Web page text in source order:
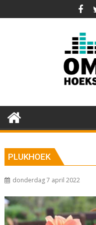
naar
PLUKHOEK
donderdag 7 april 2022